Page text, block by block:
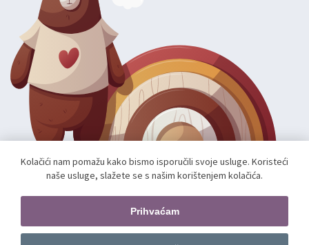
Pratite nas
Kolačići nam pomažu kako bismo isporučili svoje usluge. Koristeći
naše usluge, slažete se s našim korištenjem kolačića.
Prihvaćam